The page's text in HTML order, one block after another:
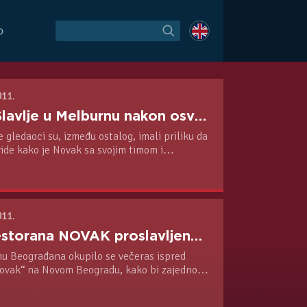
VIDEO: Slavlje u Melburnu nakon osvajanja Australian Open-a!
gledaoci su, između ostalog, imali priliku da
kako je Novak sa svojim timom i
osvajanje druge Grend Slem titule.
Ispred restorana NOVAK proslavljeno osvajanje Australijen Opena!
Beograđana okupilo se večeras ispred
na Novom Beogradu, kako bi zajedno
Đoković proslavili veliki Noletov uspeh -
na Otvorenom Prvenstvu Australije.